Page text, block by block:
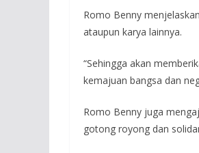
Romo Benny
ataupun karya lainnya.
“Sehingga akan
kemajuan bangsa dan
Romo Benny juga
gotong royong dan